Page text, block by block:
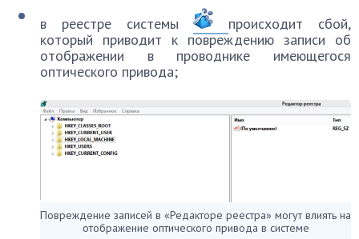
в реестре системы
происходит сбой,
который приводит к повреждению записи об
отображении в проводнике имеющегося
оптического привода;
Повреждение записей в «Редакторе реестра» могут влиять на
отображение оптического привода в системе